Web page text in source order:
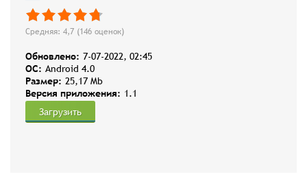
Средняя: 4,7 (146 оценок)
Обновлено: 7-07-2022, 02:45
OC: Android 4.0
Размер: 25,17 Mb
Версия приложения: 1.1
Загрузить